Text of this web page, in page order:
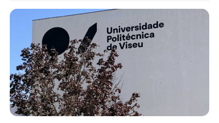
https://www.ruadireita.pt/wp-
content/uploads/2026/07/upv-
800x600.jpg